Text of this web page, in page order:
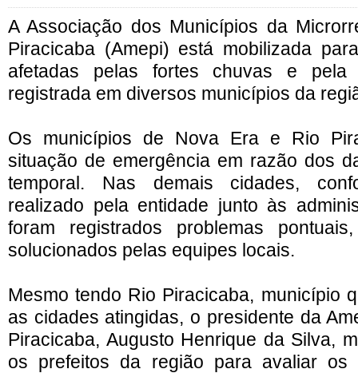
A Associação dos Municípios da
Piracicaba (Amepi) está mobilizada
afetadas pelas fortes chuvas e pela
registrada em diversos municípios da
Os municípios de Nova Era e Rio
situação de emergência em razão dos
temporal. Nas demais cidades,
realizado pela entidade junto às
foram registrados problemas
solucionados pelas equipes locais.
Mesmo tendo Rio Piracicaba, município
as cidades atingidas, o presidente da
Piracicaba, Augusto Henrique da Silva,
os prefeitos da região para avaliar os